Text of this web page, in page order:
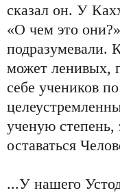
сказал он. У
«О чем это
подразумевали.
может ленивых,
себе учеников
ученую
оставаться
...У нашего